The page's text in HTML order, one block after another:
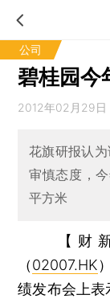
公司
碧桂园今
2012年02月29日
花旗研报认
审慎态度，
平方米
【
（02007.HK
绩发布会上表